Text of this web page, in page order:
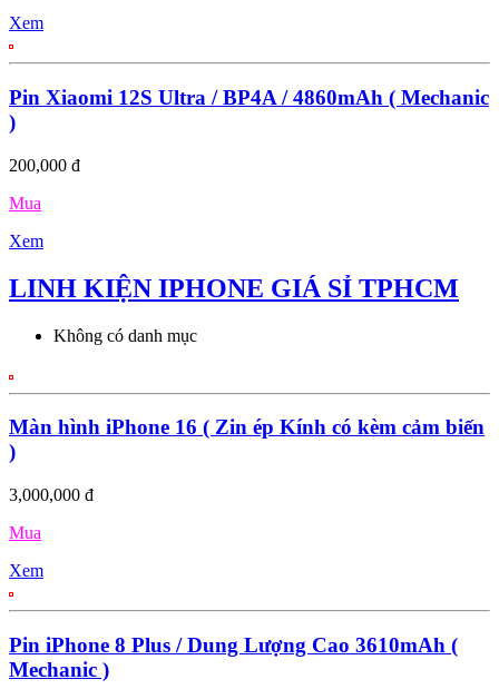
Xem
Pin Xiaomi 12S Ultra / BP4A / 4860mAh ( Mechanic
)
200,000 đ
Mua
Xem
LINH KIỆN IPHONE GIÁ SỈ TPHCM
Không có danh mục
Màn hình iPhone 16 ( Zin ép Kính có kèm cảm biến
)
3,000,000 đ
Mua
Xem
Pin iPhone 8 Plus / Dung Lượng Cao 3610mAh (
Mechanic )